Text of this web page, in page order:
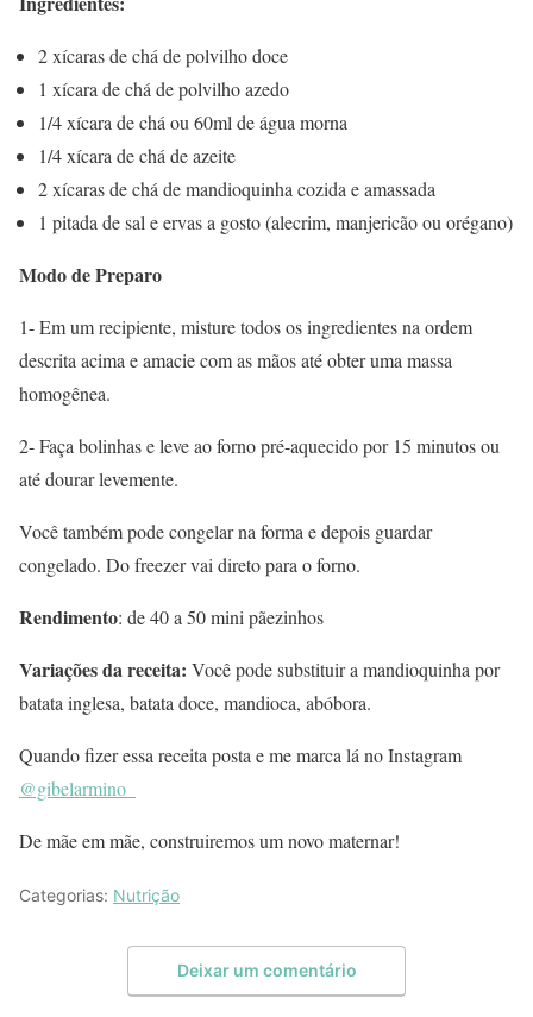
2 xícaras de chá de polvilho doce
1 xícara de chá de polvilho azedo
1/4 xícara de chá ou 60ml de água morna
1/4 xícara de chá de azeite
2 xícaras de chá de mandioquinha cozida e amassada
1 pitada de sal e ervas a gosto (alecrim, manjericão ou orégano)
Modo de Preparo
1- Em um recipiente, misture todos os ingredientes na ordem
descrita acima e amacie com as mãos até obter uma massa
homogênea.
2- Faça bolinhas e leve ao forno pré-aquecido por 15 minutos ou
até dourar levemente.
Você também pode congelar na forma e depois guardar
congelado. Do freezer vai direto para o forno.
Rendimento: de 40 a 50 mini pãezinhos
Variações da receita: Você pode substituir a mandioquinha por
batata inglesa, batata doce, mandioca, abóbora.
Quando fizer essa receita posta e me marca lá no Instagram
@gibelarmino_
De mãe em mãe, construiremos um novo maternar!
Categorias: Nutrição
Deixar um comentário